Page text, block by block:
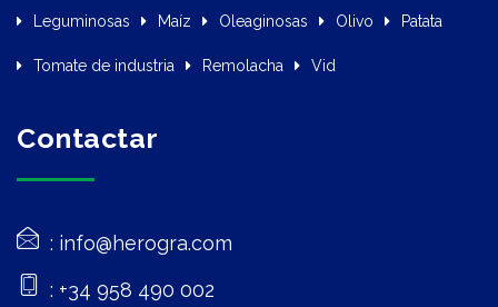
Leguminosas Maíz Oleaginosas Olivo Patata
Tomate de industria Remolacha Vid
Contactar
info@herogra.com
+34 958 490 002